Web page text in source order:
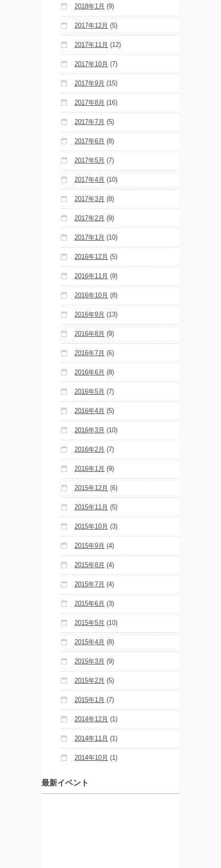
2018年1月 (9)
2017年12月 (5)
2017年11月 (12)
2017年10月 (7)
2017年9月 (15)
2017年8月 (16)
2017年7月 (5)
2017年6月 (8)
2017年5月 (7)
2017年4月 (10)
2017年3月 (8)
2017年2月 (9)
2017年1月 (10)
2016年12月 (5)
2016年11月 (9)
2016年10月 (8)
2016年9月 (13)
2016年8月 (9)
2016年7月 (6)
2016年6月 (8)
2016年5月 (7)
2016年4月 (5)
2016年3月 (10)
2016年2月 (7)
2016年1月 (9)
2015年12月 (6)
2015年11月 (5)
2015年10月 (3)
2015年9月 (4)
2015年8月 (4)
2015年7月 (4)
2015年6月 (3)
2015年5月 (10)
2015年4月 (8)
2015年3月 (9)
2015年2月 (5)
2015年1月 (7)
2014年12月 (1)
2014年11月 (1)
2014年10月 (1)
最新イベント